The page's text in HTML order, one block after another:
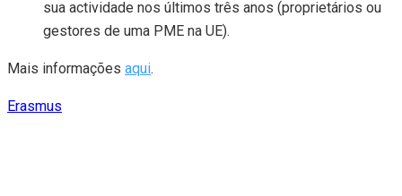
sua actividade nos últimos três anos (proprietários ou
gestores de uma PME na UE).
Mais informações aqui.
Erasmus